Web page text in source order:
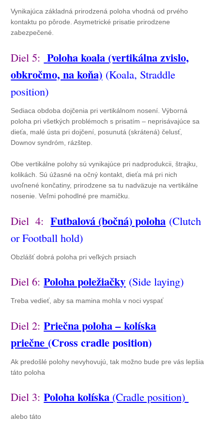
Vynikajúca základná prirodzená poloha vhodná od prvého
kontaktu po pôrode. Asymetrické prisatie prirodzene
zabezpečené.
Diel 5: Poloha koala (vertikálna zvislo,
obkročmo, na koňa) (Koala, Straddle
position)
Sediaca obdoba dojčenia pri vertikálnom nosení. Výborná
poloha pri všetkých problémoch s prisatím – neprisávajúce sa
dieťa, malé ústa pri dojčení, posunutá (skrátená) čelusť,
Downov syndróm, rázštep.
Obe vertikálne polohy sú vynikajúce pri nadprodukcii, štrajku,
kolikách. Sú úžasné na očný kontakt, dieťa má pri nich
uvoľnené končatiny, prirodzene sa tu nadväzuje na vertikálne
nosenie. Veľmi pohodlné pre mamičku.
Diel 4: Futbalová (bočná) poloha (Clutch
or Football hold)
Obzlášť dobrá poloha pri veľkých prsiach
Diel 6:Poloha poležiačky (Side laying)
Treba vedieť, aby sa mamina mohla v noci vyspať
Diel 2: Priečna poloha – kolíska
priečne (Cross cradle position)
Ak predošlé polohy nevyhovujú, tak možno bude pre vás lepšia
táto poloha
Diel 3: Poloha kolíska (Cradle position)
alebo táto